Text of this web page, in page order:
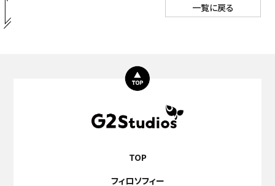
一覧に戻る
TOP
フィロソフィー